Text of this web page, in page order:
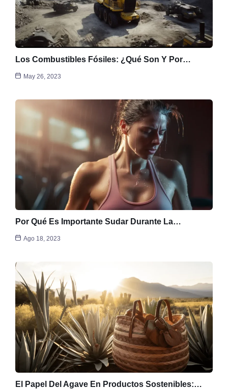
Los Combustibles Fósiles: ¿Qué Son Y Por…
May 26, 2023
Por Qué Es Importante Sudar Durante La…
Ago 18, 2023
El Papel Del Agave En Productos Sostenibles:…